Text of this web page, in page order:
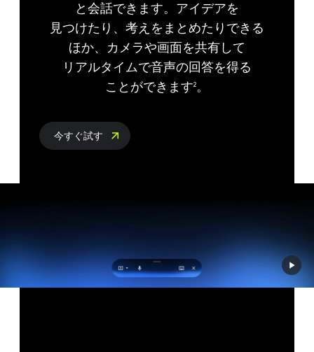
と​会話できます。​アイデアを​
見つけたり、​考えを​まとめたりできる​
ほか、​カメラや​画面を​共有して​
リアルタイムで​音声の​回答を​得る​
ことができます2。
今すぐ試す